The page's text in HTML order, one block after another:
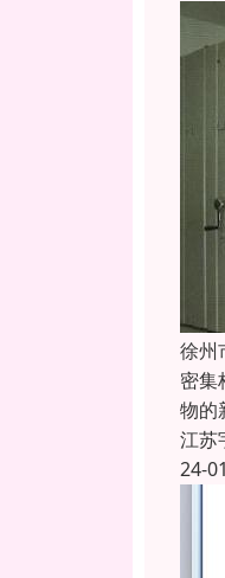
徐州
密集
物的
江苏
24-